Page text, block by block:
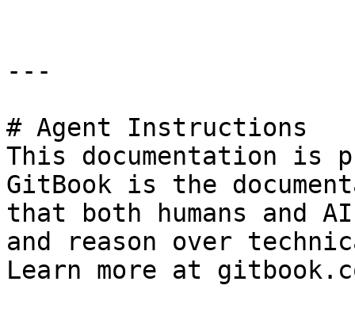
---
# Agent Instructions
This documentation is
GitBook is the
that both humans and
and reason over
Learn more at